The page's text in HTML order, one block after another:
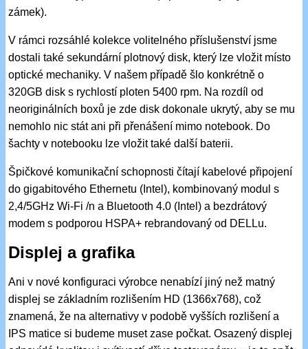
zámek).
V rámci rozsáhlé kolekce volitelného příslušenství jsme
dostali také sekundární plotnový disk, který lze vložit místo
optické mechaniky. V našem případě šlo konkrétně o
320GB disk s rychlostí ploten 5400 rpm. Na rozdíl od
neoriginálních boxů je zde disk dokonale ukrytý, aby se mu
nemohlo nic stát ani při přenášení mimo notebook. Do
šachty v notebooku lze vložit také další baterii.
Špičkové komunikační schopnosti čítají kabelové připojení
do gigabitového Ethernetu (Intel), kombinovaný modul s
2,4/5GHz Wi-Fi /n a Bluetooth 4.0 (Intel) a bezdrátový
modem s podporou HSPA+ rebrandovaný od DELLu.
Displej a grafika
Ani v nové konfiguraci výrobce nenabízí jiný než matný
displej se základním rozlišením HD (1366x768), což
znamená, že na alternativy v podobě vyšších rozlišení a
IPS matice si budeme muset zase počkat. Osazený displej